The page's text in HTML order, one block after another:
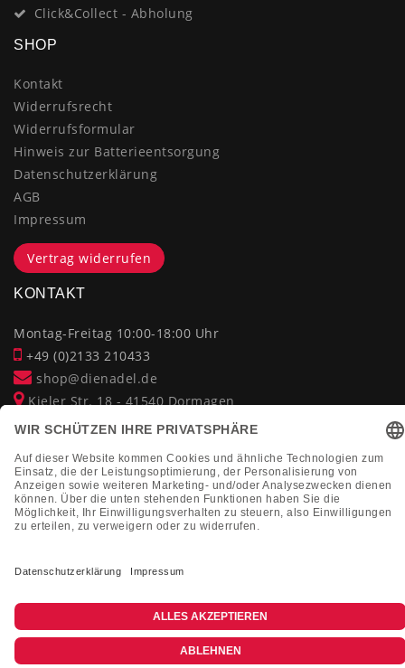
Click&Collect - Abholung
SHOP
Kontakt
Widerrufsrecht
Widerrufsformular
Hinweis zur Batterieentsorgung
Datenschutzerklärung
AGB
Impressum
Vertrag widerrufen
KONTAKT
Montag-Freitag 10:00-18:00 Uhr
+49 (0)2133 210433
shop@dienadel.de
Kieler Str. 18 - 41540 Dormagen
Soziale Verantwortung